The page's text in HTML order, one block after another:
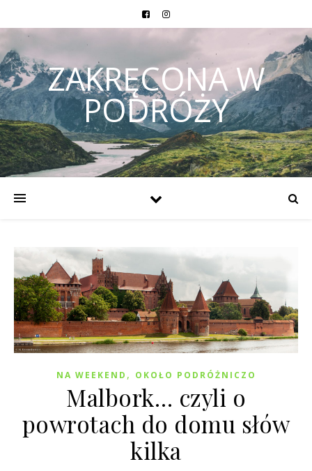
ZAKRĘCONA W
PODRÓŻY
NA WEEKEND , OKOŁO PODRÓŻNICZO
Malbork… czyli o
powrotach do domu słów
kilka